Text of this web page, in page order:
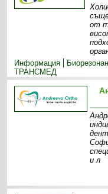
от
Информация
ТРАНСМЕД
и л